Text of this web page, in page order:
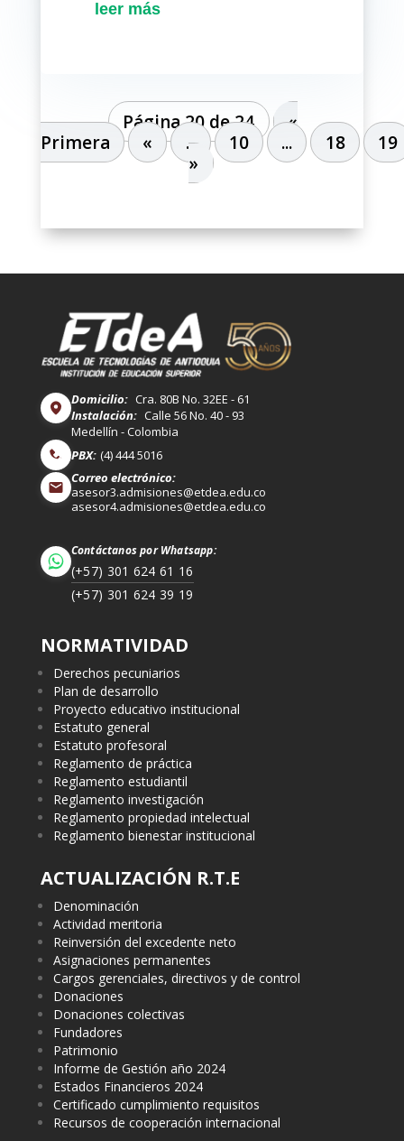
leer más
Página 20 de 24
«
Primera
« ... 10 ... 18
19
»
Domicilio: Cra. 80B No. 32EE - 61
Instalación: Calle 56 No. 40 - 93
Medellín - Colombia
PBX: (4) 444 5016
Correo electrónico:
asesor3.admisiones@etdea.edu.co
asesor4.admisiones@etdea.edu.co
Contáctanos por Whatsapp:
(+57) 301 624 61 16
(+57) 301 624 39 19
NORMATIVIDAD
Derechos pecuniarios
Plan de desarrollo
Proyecto educativo institucional
Estatuto general
Estatuto profesoral
Reglamento de práctica
Reglamento estudiantil
Reglamento investigación
Reglamento propiedad intelectual
Reglamento bienestar institucional
ACTUALIZACIÓN R.T.E
Denominación
Actividad meritoria
Reinversión del excedente neto
Asignaciones permanentes
Cargos gerenciales, directivos y de control
Donaciones
Donaciones colectivas
Fundadores
Patrimonio
Informe de Gestión año 2024
Estados Financieros 2024
Certificado cumplimiento requisitos
Recursos de cooperación internacional